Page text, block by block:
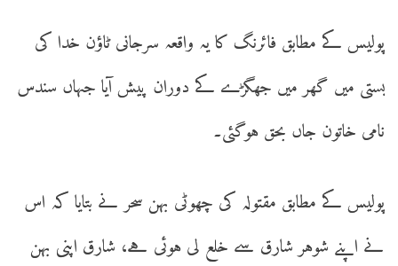
پولیس کے مطابق فائرنگ کا یہ واقعہ سرجانی ٹاؤن خدا کی
بستی میں گھر میں جھگڑے کے دوران پیش آیا جہاں سندس
نامی خاتون جاں بحق ہوگئی۔
پولیس کے مطابق مقتولہ کی چھوٹی بہن سحر نے بتایا کہ اس
نے اپنے شوہر شارق سے خلع لی ہوئی ہے، شارق اپنی بہن